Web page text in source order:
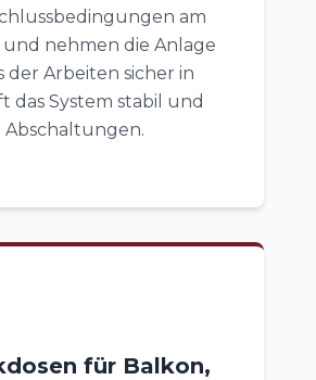
am
und nehmen die Anlage
der Arbeiten sicher in
das System stabil und
für Balkon,